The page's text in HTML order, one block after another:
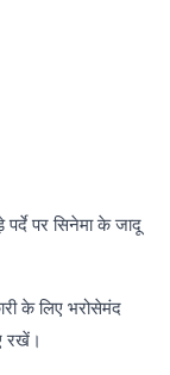
पर सिनेमा के जादू
के लिए भरोसेमंद
रखें।